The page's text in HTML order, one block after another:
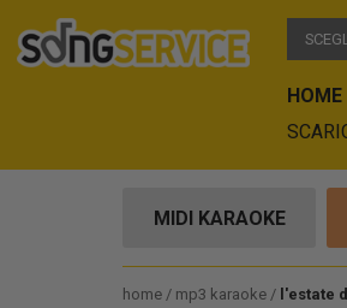
HOME
MIDI KARAOKE
home mp3 karaoke l'estate